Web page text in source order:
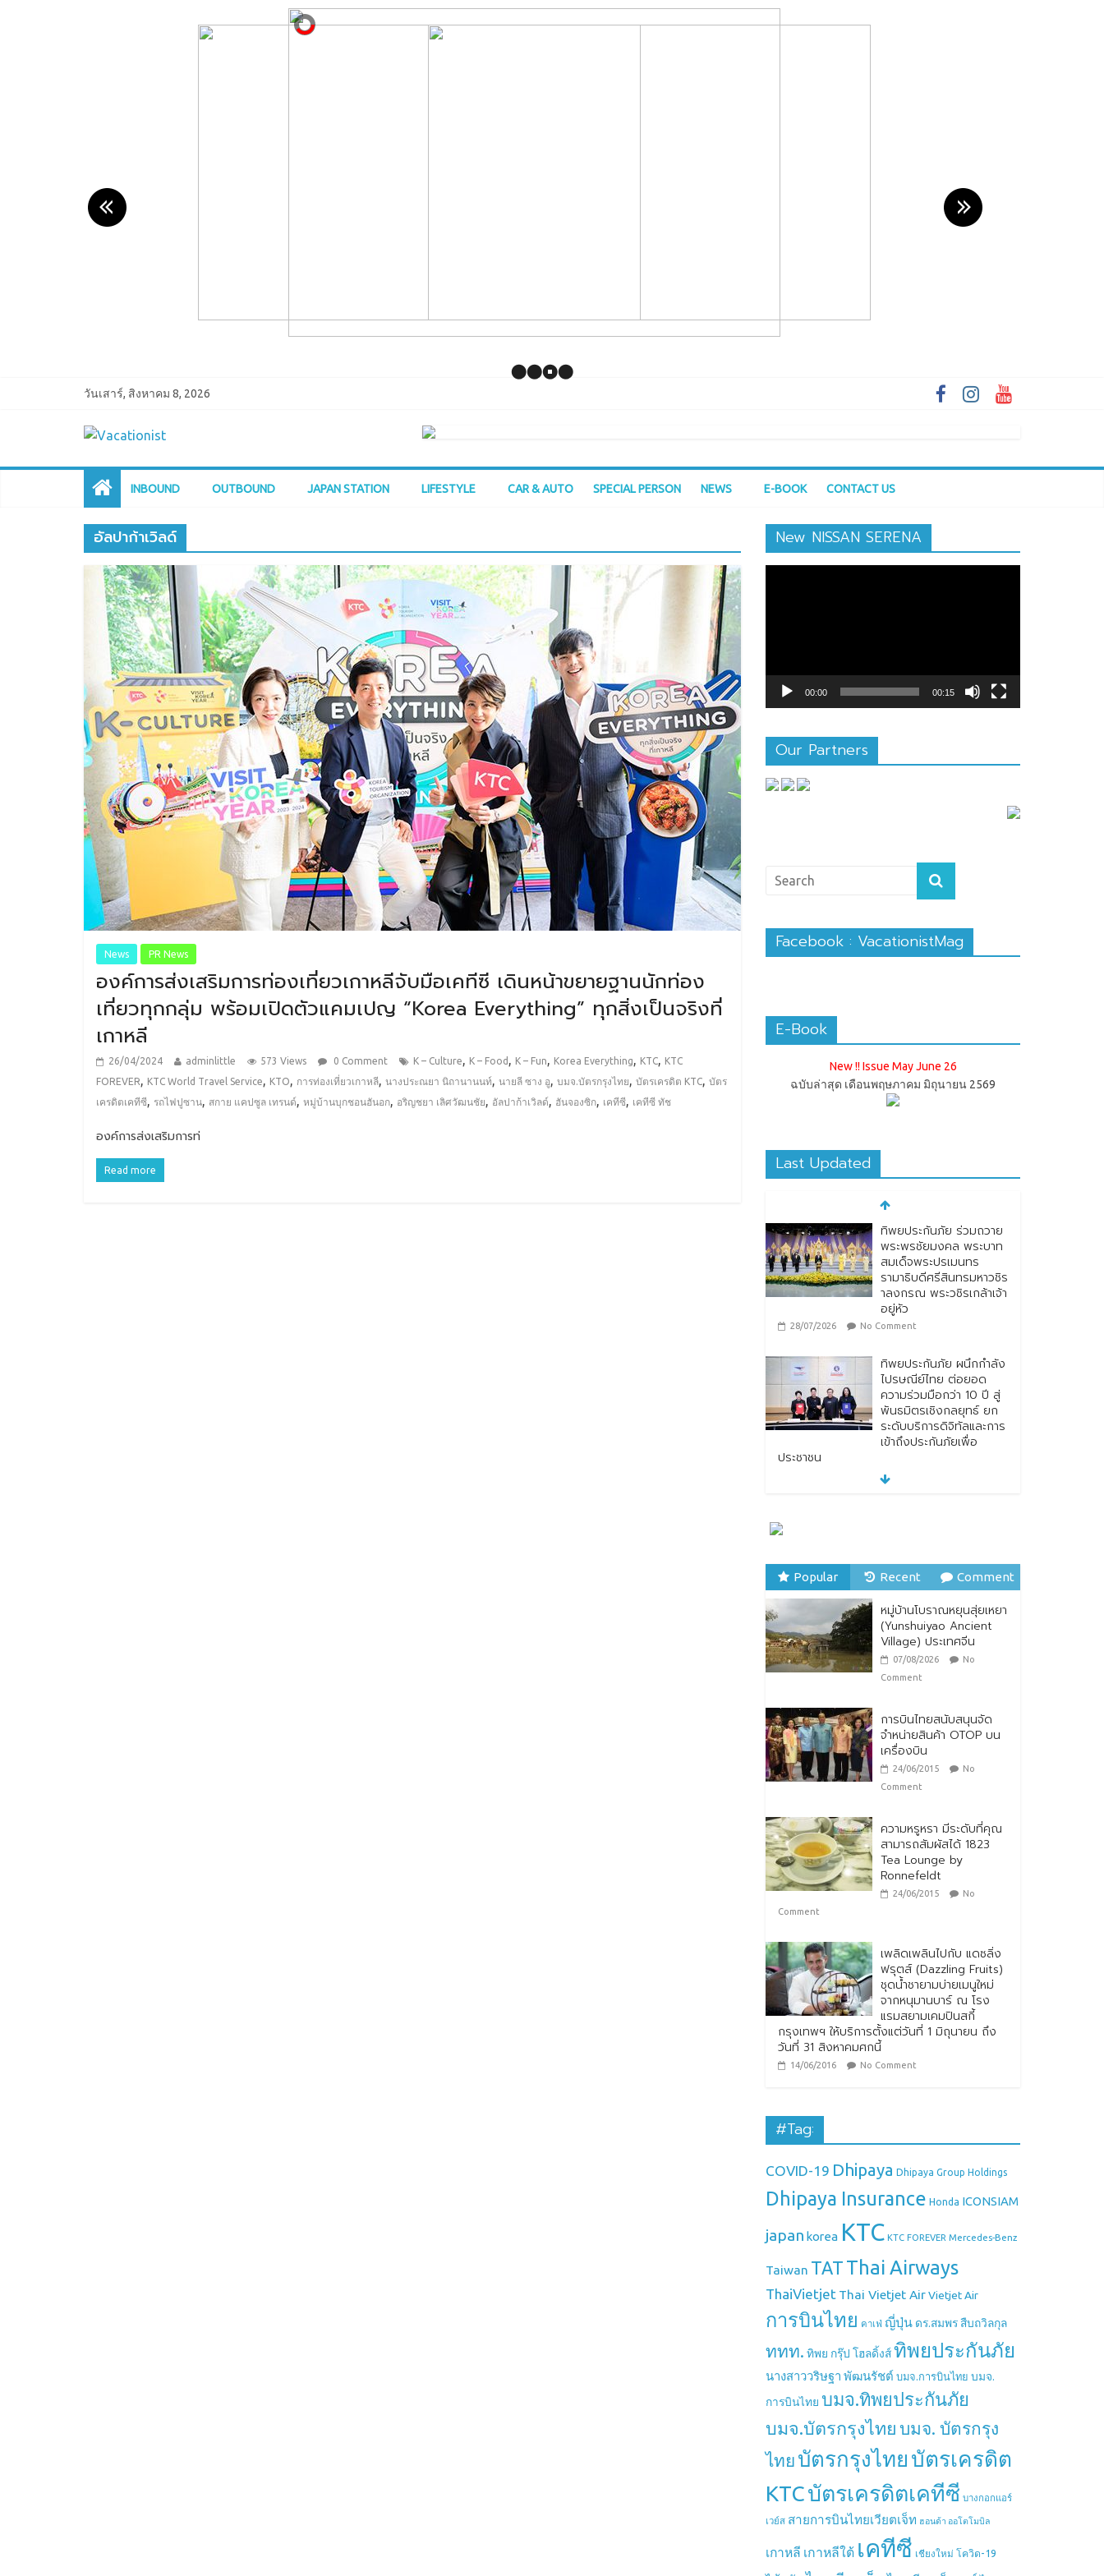
วันเสาร์, สิงหาคม 8, 2026
INBOUND OUTBOUND JAPAN STATION LIFESTYLE CAR & AUTO SPECIAL PERSON NEWS E-BOOK CONTACT US
อัลปาก้าเวิลด์
News PR News
องค์การส่งเสริมการท่องเที่ยวเกาหลีจับมือเคทีซี เดินหน้าขยายฐานนักท่อง
เที่ยวทุกกลุ่ม พร้อมเปิดตัวแคมเปญ “Korea Everything” ทุกสิ่งเป็นจริงที่
เกาหลี
26/04/2024 adminlittle 573 Views 0 Comment K – Culture, K – Food , K – Fun, Korea Everything, KTC, KTC
FOREVER, KTC World Travel Service, KTO, การท่องเที่ยวเกาหลี, นางประณยา นิถานานนท์, นายลี ซาง อู, บมจ.บัตรกรุงไทย, บัตรเครดิต KTC, บัตร
เครดิตเคทีซี, รถไฟปูซาน, สกาย แคปซูล เทรนด์, หมู่บ้านบุกชอนฮันอก, อริญชยา เลิศวัฒนชัย, อัลปาก้าเวิลด์, ฮันจองซิก, เคทีซี, เคทีซี ทัช
องค์การส่งเสริมการท่
Read more
New NISSAN SERENA
00:00 00:15
Our Partners
Facebook : VacationistMag
E-Book
New !! Issue May June 26
ฉบับล่าสุด เดือนพฤษภาคม มิถุนายน 2569
Last Updated
ทิพยประกันภัย ร่วมถวาย
พระพรชัยมงคล พระบาท
สมเด็จพระปรเมนทร
รามาธิบดีศรีสินทรมหาวชิร
าลงกรณ พระวชิรเกล้าเจ้า
อยู่หัว
28/07/2026 No Comment
ทิพยประกันภัย ผนึกกำลัง
ไปรษณีย์ไทย ต่อยอด
ความร่วมมือกว่า 10 ปี สู่
พันธมิตรเชิงกลยุทธ์ ยก
ระดับบริการดิจิทัลและการ
เข้าถึงประกันภัยเพื่อ
ประชาชน
No Comment
หมู่บ้านโบราณหยุนสุ่ยเหยา
(Yunshuiyao Ancient
Village) ประเทศจีน
07/08/2026
No
Comment
Popular Recent Comment
หมู่บ้านโบราณหยุนสุ่ยเหยา
(Yunshuiyao Ancient
Village) ประเทศจีน
07/08/2026
No
Comment
การบินไทยสนับสนุนจัด
จำหน่ายสินค้า OTOP บน
เครื่องบิน
24/06/2015
No
Comment
ความหรูหรา มีระดับที่คุณ
สามารถสัมผัสได้ 1823
Tea Lounge by
Ronnefeldt
24/06/2015
No
Comment
เพลิดเพลินไปกับ แดซลิ่ง
ฟรุตส์ (Dazzling Fruits)
ชุดน้ำชายามบ่ายเมนูใหม่
จากหนุมานบาร์ ณ โรง
แรมสยามเคมปินสกี้
กรุงเทพฯ ให้บริการตั้งแต่วันที่ 1 มิถุนายน ถึง
วันที่ 31 สิงหาคมศกนี้
14/06/2016 No Comment
#Tag:
COVID-19 Dhipaya Dhipaya Group Holdings
Dhipaya Insurance Honda ICONSIAM
japan korea KTC KTC FOREVER Mercedes-Benz
Taiwan TAT Thai Airways
ThaiVietjet Thai Vietjet AirVietjet Air
การบินไทย คาเฟ่ ญี่ปุ่น ดร.สมพร สืบถวิลกุล
ททท. ทิพย กรุ๊ป โฮลดิ้งส์ทิพยประกันภัย
นางสาววริษฐา พัฒนรัชต์ บมจ.การบินไทย บมจ.
การบินไทย บมจ.ทิพยประกันภัย
บมจ.บัตรกรุงไทย บมจ. บัตรกรุง
ไทย บัตรกรุงไทย บัตรเครดิต
KTCบัตรเครดิตเคทีซี บางกอกแอร์
เวย์ส สายการบินไทยเวียตเจ็ท ฮอนด้า ออโตโมบิล
เกาหลี เกาหลีใต้ เคทีซี เชียงใหม่ โควิด-19